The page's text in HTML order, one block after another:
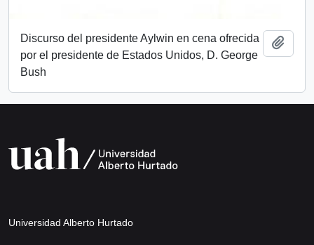
Discurso del presidente Aylwin en cena ofrecida
por el presidente de Estados Unidos, D. George
Bush
Universidad Alberto Hurtado